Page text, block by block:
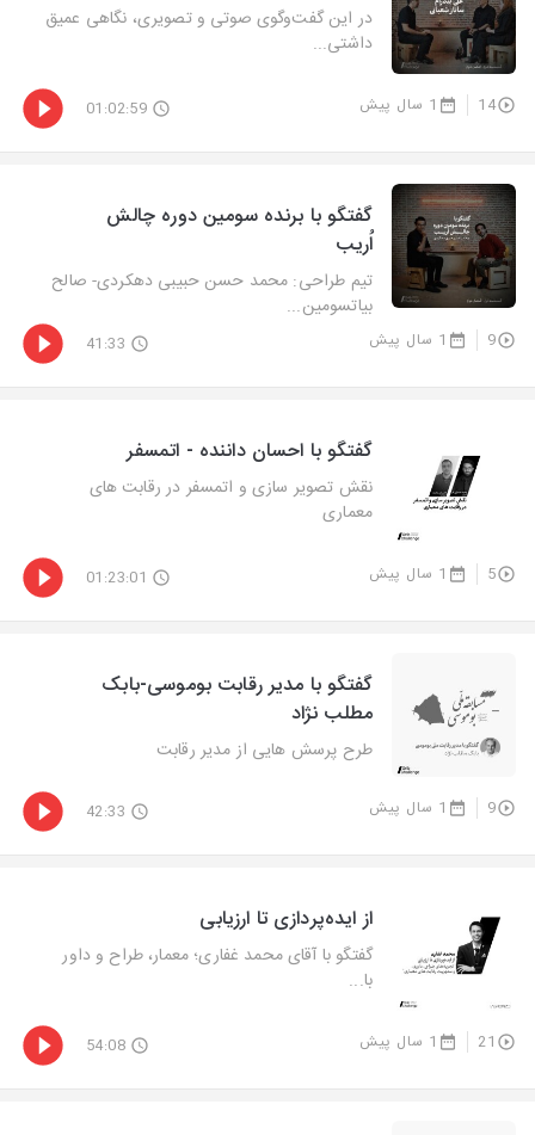
در این گفت‌وگوی صوتی و تصویری، نگاهی عمیق
داشتی...
14 1 سال پیش 01:02:59
گفتگو با برنده سومین دوره چالش
اُریب
تیم طراحی: محمد حسن حبیبی دهکردی- صالح
بیاتسومین...
9 1 سال پیش 41:33
گفتگو با احسان داننده - اتمسفر
نقش تصویر سازی و اتمسفر در رقابت های
معماری
5 1 سال پیش 01:23:01
گفتگو با مدیر رقابت بوموسی-بابک
مطلب نژاد
طرح پرسش هایی از مدیر رقابت
9 1 سال پیش 42:33
از ایده‌پردازی تا ارزیابی
گفتگو با آقای محمد غفاری؛ معمار، طراح و داور
با...
21 1 سال پیش 54:08